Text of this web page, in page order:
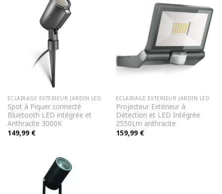
ECLAIRAGE EXTERIEUR JARDIN LED
Spot à Piquer connecté
Bluetooth LED intégrée et
Anthracite 3000K
149,99 €
ECLAIRAGE EXTERIEUR JARDIN LED
Projecteur Extérieur à
Détection et LED Intégrée
2550Lm anthracite
159,99 €